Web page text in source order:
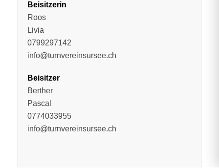
Beisitzerin
Roos
Livia
0799297142
info@turnvereinsursee.ch
Beisitzer
Berther
Pascal
0774033955
info@turnvereinsursee.ch